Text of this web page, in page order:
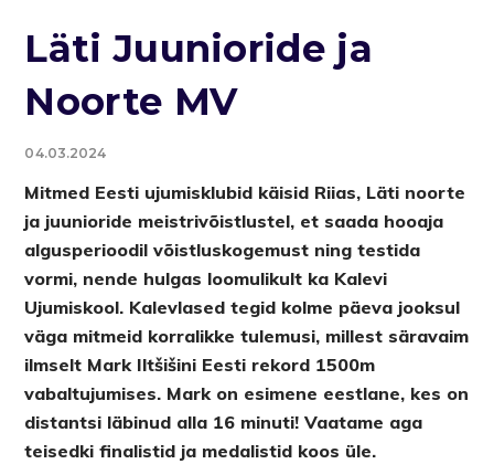
Läti Juunioride ja
Noorte MV
04.03.2024
Mitmed Eesti ujumisklubid käisid Riias, Läti noorte
ja juunioride meistrivõistlustel, et saada hooaja
algusperioodil võistluskogemust ning testida
vormi, nende hulgas loomulikult ka Kalevi
Ujumiskool. Kalevlased tegid kolme päeva jooksul
väga mitmeid korralikke tulemusi, millest säravaim
ilmselt Mark Iltšišini Eesti rekord 1500m
vabaltujumises. Mark on esimene eestlane, kes on
distantsi läbinud alla 16 minuti! Vaatame aga
teisedki finalistid ja medalistid koos üle.